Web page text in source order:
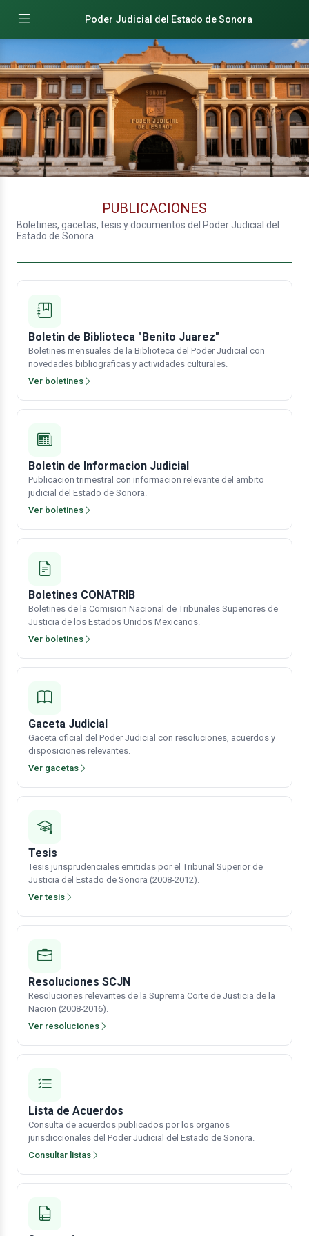
Poder Judicial del Estado de Sonora
PUBLICACIONES
Boletines, gacetas, tesis y documentos del Poder Judicial del
Estado de Sonora
Boletin de Biblioteca "Benito Juarez"
Boletines mensuales de la Biblioteca del Poder Judicial con
novedades bibliograficas y actividades culturales.
Ver boletines
Boletin de Informacion Judicial
Publicacion trimestral con informacion relevante del ambito
judicial del Estado de Sonora.
Ver boletines
Boletines CONATRIB
Boletines de la Comision Nacional de Tribunales Superiores de
Justicia de los Estados Unidos Mexicanos.
Ver boletines
Gaceta Judicial
Gaceta oficial del Poder Judicial con resoluciones, acuerdos y
disposiciones relevantes.
Ver gacetas
Tesis
Tesis jurisprudenciales emitidas por el Tribunal Superior de
Justicia del Estado de Sonora (2008-2012).
Ver tesis
Resoluciones SCJN
Resoluciones relevantes de la Suprema Corte de Justicia de la
Nacion (2008-2016).
Ver resoluciones
Lista de Acuerdos
Consulta de acuerdos publicados por los organos
jurisdiccionales del Poder Judicial del Estado de Sonora.
Consultar listas